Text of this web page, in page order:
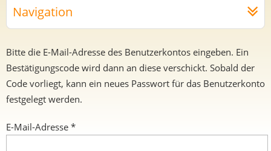
Navigation
Bitte die E-Mail-Adresse des Benutzerkontos eingeben. Ein
Bestätigungscode wird dann an diese verschickt. Sobald der
Code vorliegt, kann ein neues Passwort für das Benutzerkonto
festgelegt werden.
E-Mail-Adresse *